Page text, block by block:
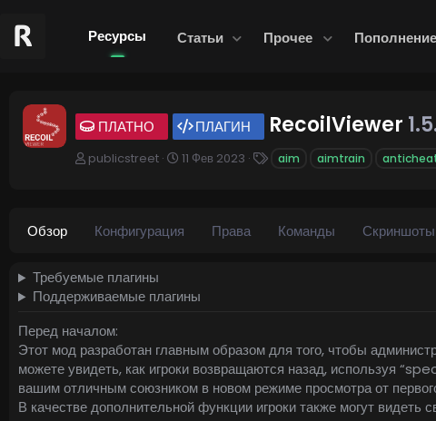
Ресурсы Статьи Прочее
ПЛАТНО ПЛАГИН RecoilViewer
А
publicstreet
Д
о
н
11 Фев 2023 aim aimtrain
Обзор Конфигурация Права Команды Скриншоты
Требуемые плагины
Поддерживаемые плагины
Перед началом:
Этот мод разработан главным образом для того, чтобы
можете увидеть, как игроки возвращаются назад, используя
вашим отличным союзником в новом режиме просмотра от
В качестве дополнительной функции игроки также могут